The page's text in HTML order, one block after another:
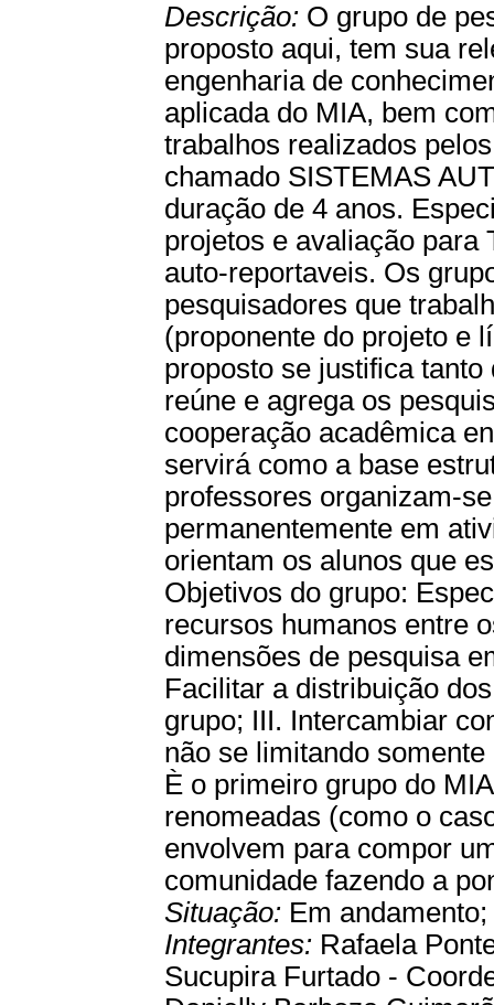
Descrição: O grupo de
proposto aqui, tem sua
engenharia de
aplicada do MIA, bem
trabalhos realizados
chamado SISTEMAS
duração de 4 anos.
projetos e avaliação para
auto-reportaveis. Os
pesquisadores que
(proponente do projeto e
proposto se justifica
reúne e agrega os
cooperação acadêmica
servirá como a base
professores organizam-
permanentemente em
orientam os alunos que
Objetivos do grupo:
recursos humanos entre
dimensões de pesquisa
Facilitar a distribuição
grupo; III. Intercambiar
não se limitando
È o primeiro grupo do
renomeadas (como o
envolvem para compor
comunidade fazendo a
Situação: Em andamento;
Integrantes: Rafaela
Sucupira Furtado -